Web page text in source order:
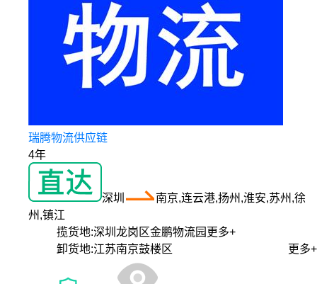
瑞腾物流供应链
4年
深圳
南京,连云港,扬州,淮安,苏州,徐
州,镇江
揽货地:深圳龙岗区金鹏物流园 更多+
卸货地:江苏南京鼓楼区 更多+